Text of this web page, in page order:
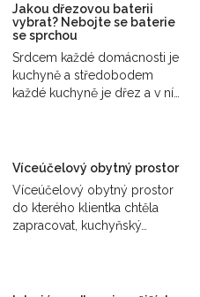
Jakou dřezovou baterii
vybrat? Nebojte se baterie
se sprchou
Srdcem každé domácnosti je
kuchyně a středobodem
každé kuchyně je dřez a v ní…
Víceúčelový obytný prostor
Víceúčelový obytný prostor
do kterého klientka chtěla
zapracovat, kuchyňský…